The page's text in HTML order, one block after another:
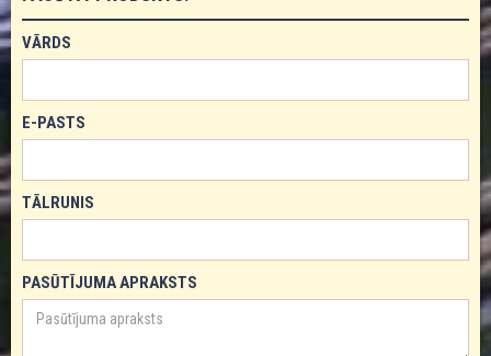
VĀRDS
E-PASTS
TĀLRUNIS
PASŪTĪJUMA APRAKSTS